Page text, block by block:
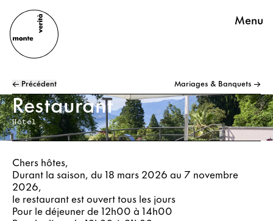
Menu
← Précédent Mariages & Banquets →
Restaurant
Hôtel
Chers hôtes,
Durant la saison, du 18 mars 2026 au 7 novembre
2026,
le restaurant est ouvert tous les jours
Pour le déjeuner de 12h00 à 14h00